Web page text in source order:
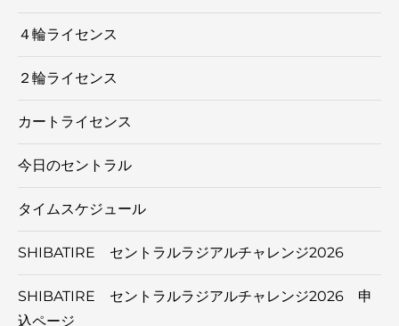
４輪ライセンス
２輪ライセンス
カートライセンス
今日のセントラル
タイムスケジュール
SHIBATIRE セントラルラジアルチャレンジ2026
SHIBATIRE セントラルラジアルチャレンジ2026 申
込ページ